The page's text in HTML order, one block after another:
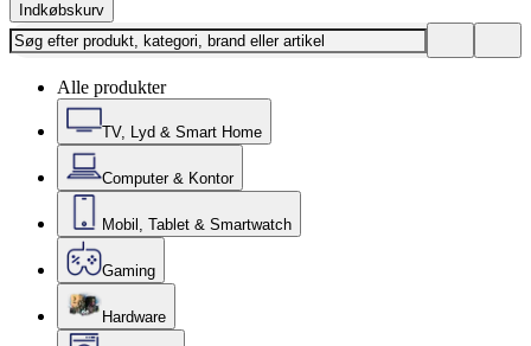
Indkøbskurv
Alle produkter
TV, Lyd & Smart Home
Computer & Kontor
Mobil, Tablet & Smartwatch
Gaming
Hardware